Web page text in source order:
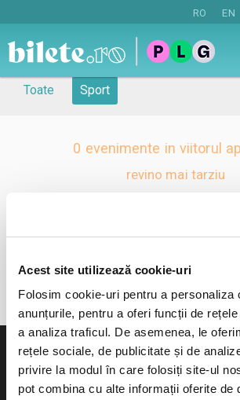
Acest site utilizează cookie-uri
Folosim cookie-uri pentru a personaliza
anunțurile, pentru a oferi funcții de
a analiza traficul. De asemenea, le
rețele sociale, de publicitate și de
privire la modul în care folosiți site-ul
pot combina cu alte informații oferite de
RO EN
Sport in Selimbar
Toate Sport
0 evenimente in viitorul
revino mai tarziu
Selimbar